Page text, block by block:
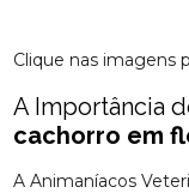
Clique nas imagens
A Importância
cachorro em
A Animaníacos